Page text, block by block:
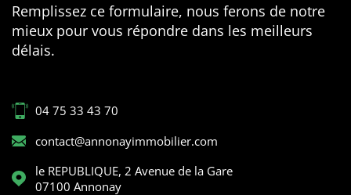
Remplissez ce formulaire, nous ferons de notre
mieux pour vous répondre dans les meilleurs
délais.
04 75 33 43 70
contact@annonayimmobilier.com
le REPUBLIQUE, 2 Avenue de la Gare
07100
Annonay